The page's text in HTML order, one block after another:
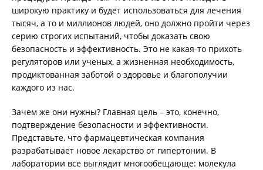
широкую практику и будет использоваться для лечения
тысяч, а то и миллионов людей, оно должно пройти через
серию строгих испытаний, чтобы доказать свою
безопасность и эффективность. Это не какая-то прихоть
регуляторов или ученых, а жизненная необходимость,
продиктованная заботой о здоровье и благополучии
каждого из нас.
Зачем же они нужны? Главная цель – это, конечно,
подтверждение безопасности и эффективности.
Представьте, что фармацевтическая компания
разрабатывает новое лекарство от гипертонии. В
лаборатории все выглядит многообещающе: молекула